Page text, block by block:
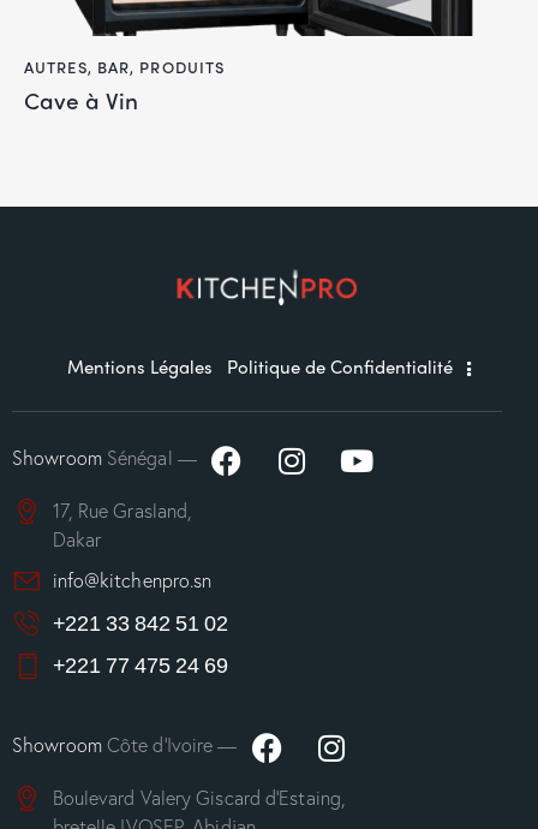
AUTRES, BAR, PRODUITS
Cave à Vin
Mentions Légales Politique de Confidentialité
ShowroomSénégal —
17, Rue Grasland,
Dakar
info@kitchenpro.sn
+221 33 842 51 02
+221 77 475 24 69
ShowroomCôte d’Ivoire —
Boulevard Valery Giscard d’Estaing,